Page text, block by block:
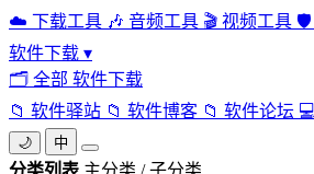
☁️ 下载工具 🎶 音频工具 🎬 视频工具 🛡️
软件下载 ▾
🗂 全部 软件下载
📁 软件驿站 📁 软件博客 📁 软件论坛 💻
🌙 中
分类列表 主分类 / 子分类